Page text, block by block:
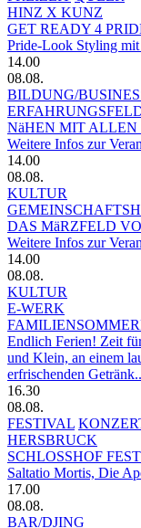
HINZ X KUNZ
GET READY 4
Pride-Look Styling
14.00
08.08.
BILDUNG/
NäHEN MIT ALLEN
Weitere Infos zur
14.00
08.08.
KULTUR
DAS MäRZFELD
Weitere Infos zur
14.00
08.08.
KULTUR
E-WERK
Endlich Ferien! Zeit
und Klein, an einem
erfrischenden
16.30
08.08.
FESTIVAL
HERSBRUCK
SCHLOSSHOF
Saltatio Mortis, Die
17.00
08.08.
BAR/DJING